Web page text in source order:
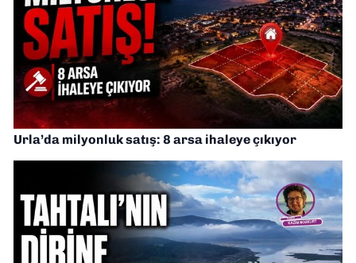
Urla’da milyonluk satış: 8 arsa ihaleye çıkıyor